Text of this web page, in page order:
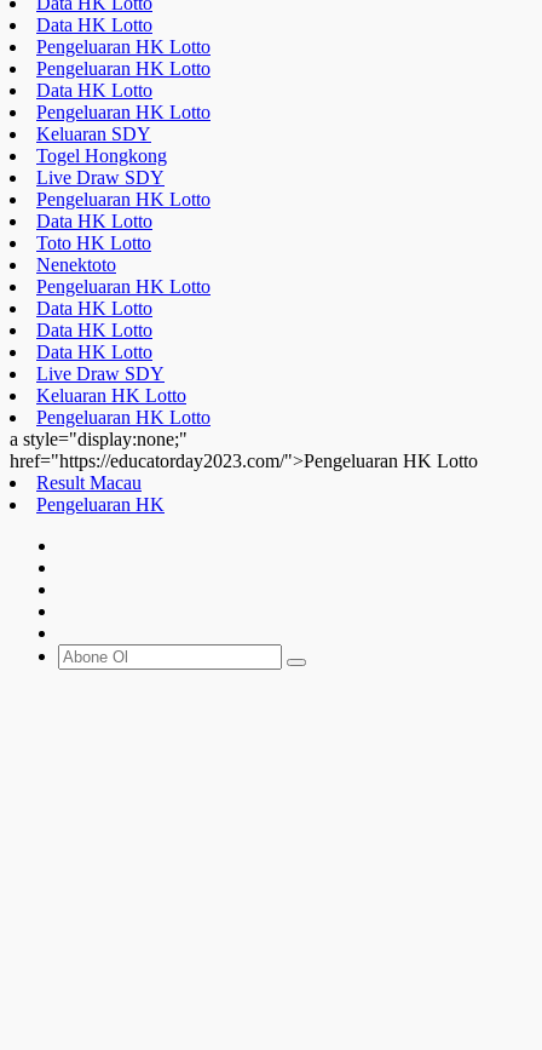
Data HK Lotto
Pengeluaran HK Lotto
Pengeluaran HK Lotto
Data HK Lotto
Pengeluaran HK Lotto
Keluaran SDY
Togel Hongkong
Live Draw SDY
Pengeluaran HK Lotto
Data HK Lotto
Toto HK Lotto
Nenektoto
Pengeluaran HK Lotto
Data HK Lotto
Data HK Lotto
Data HK Lotto
Live Draw SDY
Keluaran HK Lotto
Pengeluaran HK Lotto
a style="display:none;"
href="https://educatorday2023.com/">Pengeluaran HK Lotto
Result Macau
Pengeluaran HK